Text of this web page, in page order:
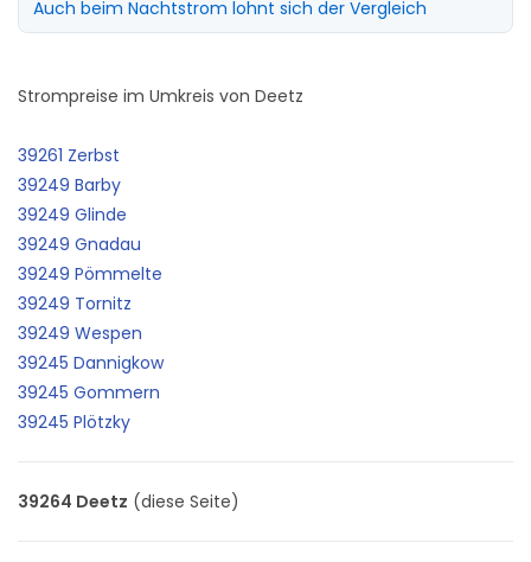
Auch beim Nachtstrom lohnt sich der Vergleich
Strompreise im Umkreis von Deetz
39261 Zerbst
39249 Barby
39249 Glinde
39249 Gnadau
39249 Pömmelte
39249 Tornitz
39249 Wespen
39245 Dannigkow
39245 Gommern
39245 Plötzky
39264 Deetz (diese Seite)